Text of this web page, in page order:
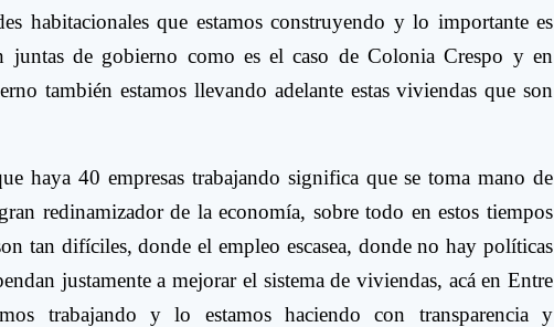
habitacionales que estamos construyendo y lo importante es
juntas de gobierno como es el caso de Colonia Crespo y en
también estamos llevando adelante estas viviendas que son
haya 40 empresas trabajando significa que se toma mano de
redinamizador de la economía, sobre todo en estos tiempos
tan difíciles, donde el empleo escasea, donde no hay políticas
justamente a mejorar el sistema de viviendas, acá en Entre
trabajando y lo estamos haciendo con transparencia y